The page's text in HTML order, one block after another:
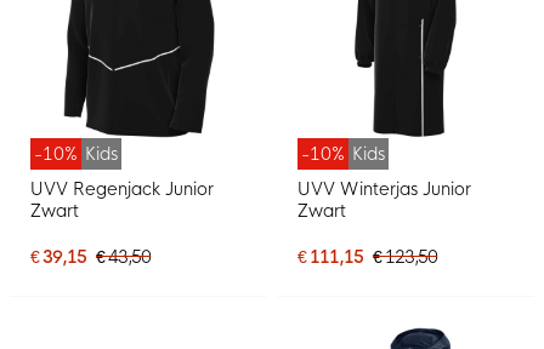
-10% Kids
UVV Regenjack Junior
Zwart
€ 39,15 € 43,50
-10% Kids
UVV Winterjas Junior
Zwart
€ 111,15 € 123,50